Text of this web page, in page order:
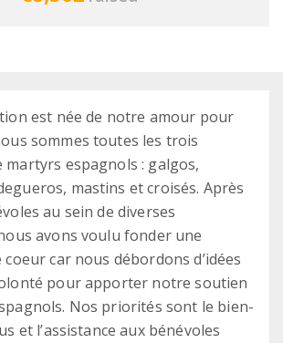
est née de notre amour pour
sommes toutes les trois
martyrs espagnols : galgos,
mastins et croisés. Après
au sein de diverses
avons voulu fonder une
car nous débordons d’idées
pour apporter notre soutien
Nos priorités sont le bien-
et l’assistance aux bénévoles